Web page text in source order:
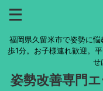
福岡県久留米市で姿勢に
歩1分。お子様連れ歓迎。
姿勢改善専門